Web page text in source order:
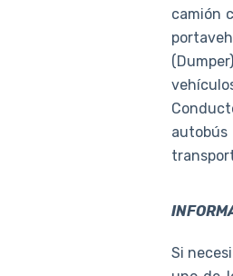
camión
Si